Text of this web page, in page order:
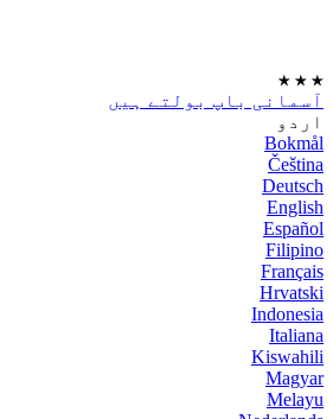
★
★
★
آسمانی باپ بولتے ہیں
اردو
Bokmål
Čeština
Deutsch
English
Español
Filipino
Français
Hrvatski
Indonesia
Italiana
Kiswahili
Magyar
Melayu